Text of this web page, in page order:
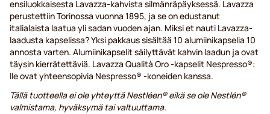
ensiluokkaisesta Lavazza-kahvista silmänräpäyksessä. Lavazza
perustettiin Torinossa vuonna 1895, ja se on edustanut
italialaista laatua yli sadan vuoden ajan. Miksi et nauti Lavazza-
laadusta kapselissa? Yksi pakkaus sisältää 10 alumiinikapselia 10
annosta varten. Alumiinikapselit säilyttävät kahvin laadun ja ovat
täysin kierrätettäviä. Lavazza Qualità Oro -kapselit Nespresso®:
lle ovat yhteensopivia Nespresso® -koneiden kanssa.
Tällä tuotteella ei ole yhteyttä Nestléen® eikä se ole Nestlén®
valmistama, hyväksymä tai valtuuttama.